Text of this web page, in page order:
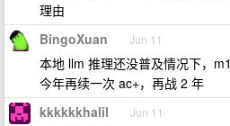
理由
BingoXuan Jun 11
本地 llm 推理还没普及情况下，
今年再续一次 ac+，再战 2 年
kkkkkkhalil Jun 11